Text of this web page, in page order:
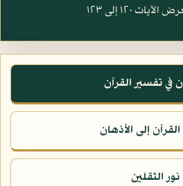
١٢٠ إلى ١٢٣
في تفسير القرآن
إلى الأذهان
نور الثقلين